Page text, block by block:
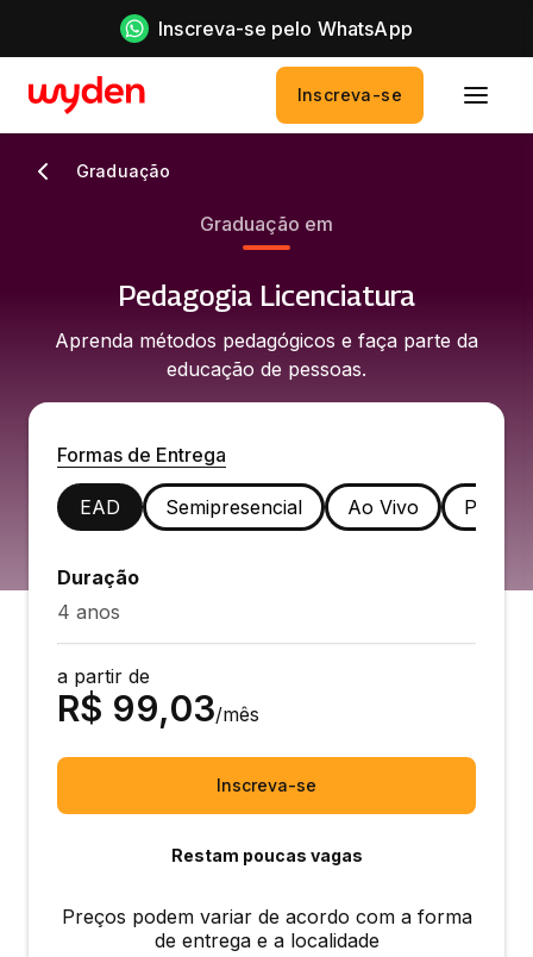
Inscreva-se pelo WhatsApp
Inscreva-se
Graduação
Graduação em
Pedagogia Licenciatura
Aprenda métodos pedagógicos e faça parte da
educação de pessoas.
Formas de Entrega
EAD Semipresencial Ao Vivo
Duração
4 anos
a partir de
R$ 99,03/mês
Inscreva-se
Restam poucas vagas
Preços podem variar de acordo com a forma
de entrega e a localidade